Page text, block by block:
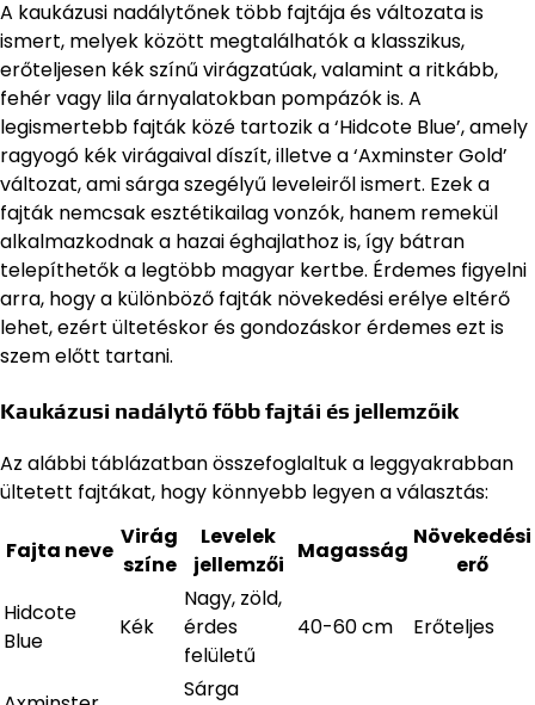
A kaukázusi nadálytőnek több fajtája és változata is
ismert, melyek között megtalálhatók a klasszikus,
erőteljesen kék színű virágzatúak, valamint a ritkább,
fehér vagy lila árnyalatokban pompázók is. A
legismertebb fajták közé tartozik a ‘Hidcote Blue’, amely
ragyogó kék virágaival díszít, illetve a ‘Axminster Gold’
változat, ami sárga szegélyű leveleiről ismert. Ezek a
fajták nemcsak esztétikailag vonzók, hanem remekül
alkalmazkodnak a hazai éghajlathoz is, így bátran
telepíthetők a legtöbb magyar kertbe. Érdemes figyelni
arra, hogy a különböző fajták növekedési erélye eltérő
lehet, ezért ültetéskor és gondozáskor érdemes ezt is
szem előtt tartani.
Kaukázusi nadálytő főbb fajtái és jellemzőik
Az alábbi táblázatban összefoglaltuk a leggyakrabban
ültetett fajtákat, hogy könnyebb legyen a választás:
Fajta neve
Virág
színe
Levelek
jellemzői
Magasság
Növekedési
erő
Hidcote
Blue
Kék
Nagy, zöld,
érdes
felületű
40-60 cm Erőteljes
Sárga